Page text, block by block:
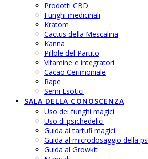
Prodotti CBD
Funghi medicinali
Kratom
Cactus della Mescalina
Kanna
Pillole del Partito
Vitamine e integratori
Cacao Cerimoniale
Rape
Semi Esotici
SALA DELLA CONOSCENZA
Uso dei funghi magici
Uso di psichedelici
Guida ai tartufi magici
Guida al microdosaggio della
Guida al Growkit